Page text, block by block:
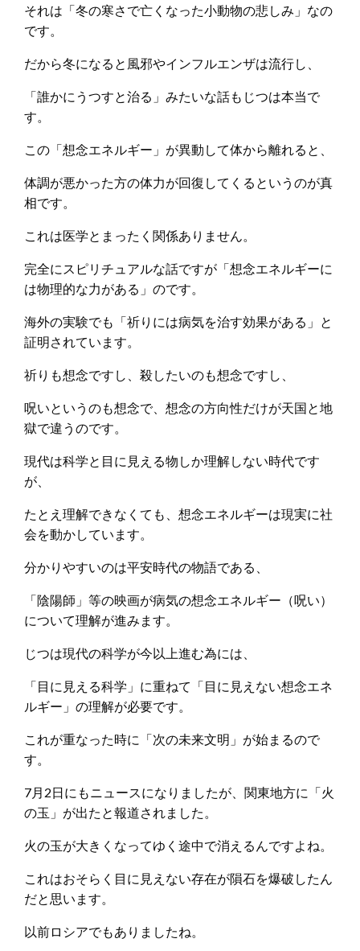
それは「冬の寒さで亡くなった小動物の悲しみ」なの
です。
だから冬になると風邪やインフルエンザは流行し、
「誰かにうつすと治る」みたいな話もじつは本当で
す。
この「想念エネルギー」が異動して体から離れると、
体調が悪かった方の体力が回復してくるというのが真
相です。
これは医学とまったく関係ありません。
完全にスピリチュアルな話ですが「想念エネルギーに
は物理的な力がある」のです。
海外の実験でも「祈りには病気を治す効果がある」と
証明されています。
祈りも想念ですし、殺したいのも想念ですし、
呪いというのも想念で、想念の方向性だけが天国と地
獄で違うのです。
現代は科学と目に見える物しか理解しない時代です
が、
たとえ理解できなくても、想念エネルギーは現実に社
会を動かしています。
分かりやすいのは平安時代の物語である、
「陰陽師」等の映画が病気の想念エネルギー（呪い）
について理解が進みます。
じつは現代の科学が今以上進む為には、
「目に見える科学」に重ねて「目に見えない想念エネ
ルギー」の理解が必要です。
これが重なった時に「次の未来文明」が始まるので
す。
7月2日にもニュースになりましたが、関東地方に「火
の玉」が出たと報道されました。
火の玉が大きくなってゆく途中で消えるんですよね。
これはおそらく目に見えない存在が隕石を爆破したん
だと思います。
以前ロシアでもありましたね。